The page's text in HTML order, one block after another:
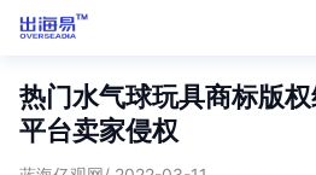
热门水气球玩具商标版
平台卖家侵权